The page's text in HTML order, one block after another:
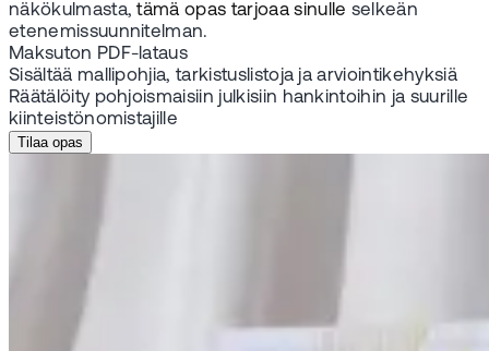
näkökulmasta,tämä opas tarjoaa sinulle selkeän
etenemissuunnitelman.
Maksuton PDF-lataus
Sisältää mallipohjia, tarkistuslistoja ja arviointikehyksiä
Räätälöity pohjoismaisiin julkisiin hankintoihin ja suurille
kiinteistönomistajille
Tilaa opas